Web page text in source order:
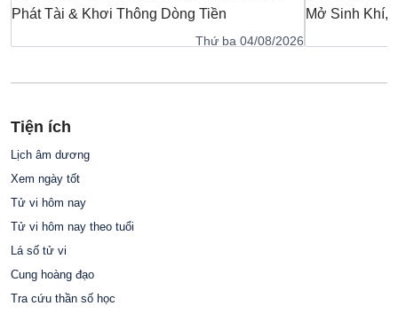
Phát Tài & Khơi Thông Dòng Tiền
Thứ ba 04/08/2026
Mở Sinh Khí,
Tiện ích
Lịch âm dương
Xem ngày tốt
Tử vi hôm nay
Tử vi hôm nay theo tuổi
Lá số tử vi
Cung hoàng đạo
Tra cứu thần số học